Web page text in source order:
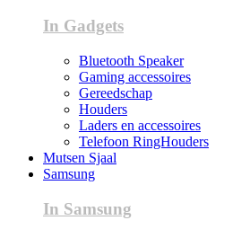
In Gadgets
Bluetooth Speaker
Gaming accessoires
Gereedschap
Houders
Laders en accessoires
Telefoon RingHouders
Mutsen Sjaal
Samsung
In Samsung